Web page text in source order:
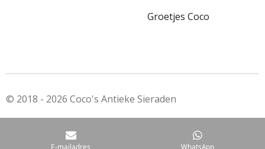
Groetjes Coco
© 2018 - 2026 Coco's Antieke Sieraden
E-mailadres WhatsApp